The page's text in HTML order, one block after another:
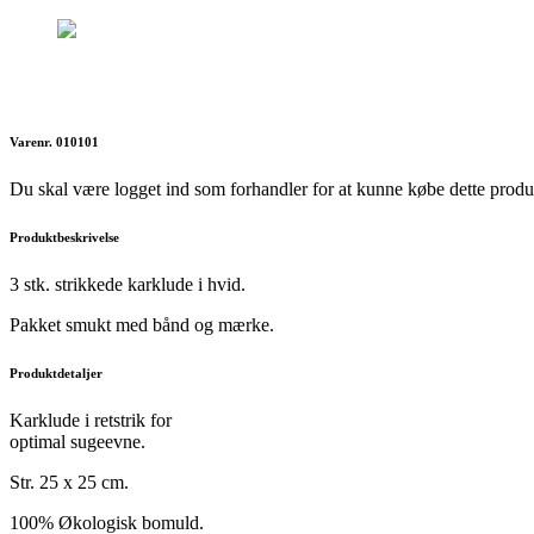
Varenr. 010101
Du skal være logget ind som forhandler for at kunne købe dette
Produktbeskrivelse
3 stk. strikkede karklude i hvid.
Pakket smukt med bånd og mærke.
Produktdetaljer
Karklude i retstrik for
optimal sugeevne.
Str. 25 x 25 cm.
100% Økologisk bomuld.